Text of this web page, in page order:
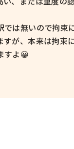
は無いので拘束
が、本来は拘束
すよ😀